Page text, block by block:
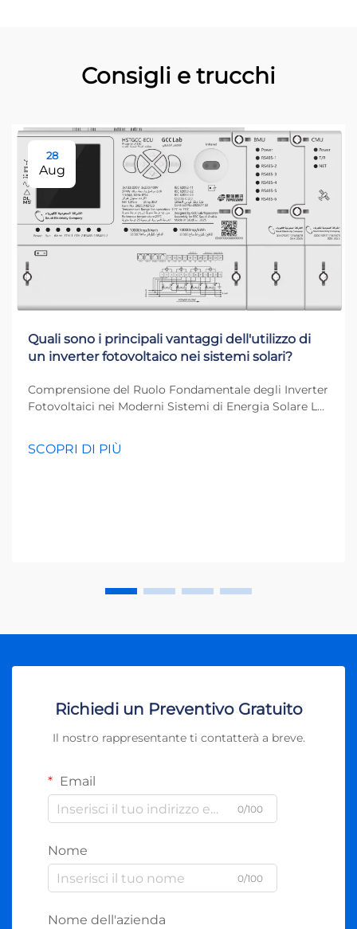
Consigli e trucchi
28
Aug
Quali sono i principali vantaggi dell'utilizzo di
un inverter fotovoltaico nei sistemi solari?
Comprensione del Ruolo Fondamentale degli Inverter
Fotovoltaici nei Moderni Sistemi di Energia Solare La
in cui pensiamo alla generazione di energia, e al
centro di questo cambiamento si trova l'inverter
SCOPRI DI PIÙ
Richiedi un Preventivo Gratuito
Il nostro rappresentante ti contatterà a breve.
Email
0/100
Nome
0/100
Nome dell'azienda